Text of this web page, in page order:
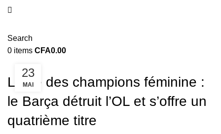
Search
0 items CFA0.00
Ligue des champions féminine :
le Barça détruit l’OL et s’offre un
quatrième titre
23
MAI